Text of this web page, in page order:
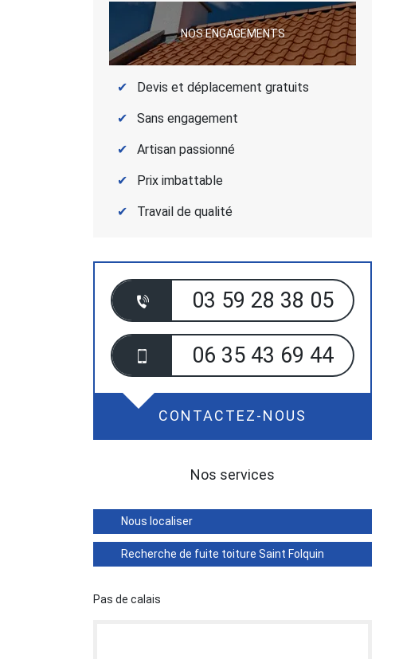
NOS ENGAGEMENTS
Devis et déplacement gratuits
Sans engagement
Artisan passionné
Prix imbattable
Travail de qualité
03 59 28 38 05
06 35 43 69 44
CONTACTEZ-NOUS
Nos services
Nous localiser
Recherche de fuite toiture Saint Folquin
Pas de calais